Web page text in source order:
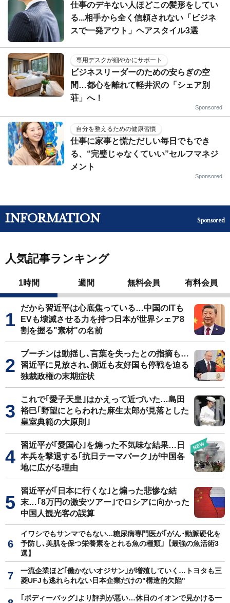
仕事のデキない人ほどこの髪形をしてい
る...相手から全く信頼されない「ビジネ
スで一発アウト」ヘアスタイル3選
専用デスクが細やかにサポート
ビジネスリーダーのための安らぎの空
間…都心を離れて軽井沢の「シェア別
荘」へ！
Sponsored
自分を整えるための健康習慣
仕事に家事と慌ただしい毎日でもでき
る、“完璧じゃなくていい”セルフマネジ
メント
Sponsored
INFORMATION Sponsored
人気記事ランキング
1時間 週間 無料会員 有料会員
だから習近平は心底焦っている…中国のITも
EVも壊滅させる力を持つ日本が世界シェア8
割を握る"素材"の名前
プーチンは動揺し､言葉を失ったとの指摘も…
習近平に見放され､側近も友好国も停戦を迫る
独裁政権の末期症状
これで｢愛子天皇｣はかえって近づいた…島田
裕巳｢野望にとらわれた麻生太郎が見落とした
皇室典範の大原則｣
習近平が｢愛国心｣を煽った不気味な結果…日
本兵を撃退する｢抗日テーマパーク｣が中国各
地に広がる理由
習近平が｢日本に行くな｣と煽った悲惨な結
末…｢8万円の激安ツアー｣でロシアに向かった
中国人観光客の誤算
イワシでもサンマでもない...糖尿病専門医が｢がん･動脈硬化を
予防し､美肌を保つ栄養素をとれる魚の種類｣【最強の魚活術3
選】
一流企業ほど｢働かないオジサン｣が増殖していく…トヨタも三
菱UFJも逃れられない日本企業だけの"構造的欠陥"
｢ボディーバッグ｣より評判が悪い…休日のイオンで見かける一